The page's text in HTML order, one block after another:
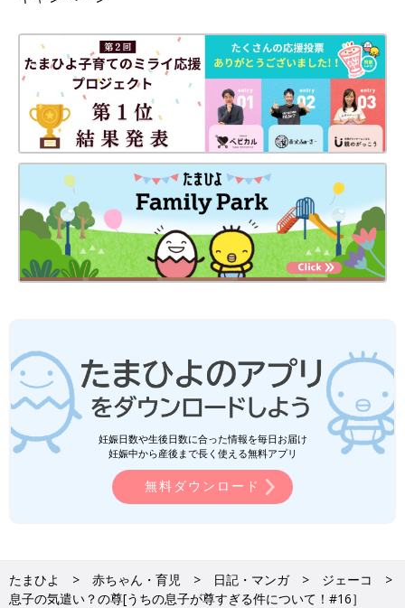
妊娠日数や生後日数に合った情報を毎日お届け
妊娠中から産後まで長く使える無料アプリ
無料ダウンロード
たまひよ 赤ちゃん・育児 日記・マンガ
ジェーコ
息子の気遣い？の尊[うちの息子が尊すぎる件について！#16］